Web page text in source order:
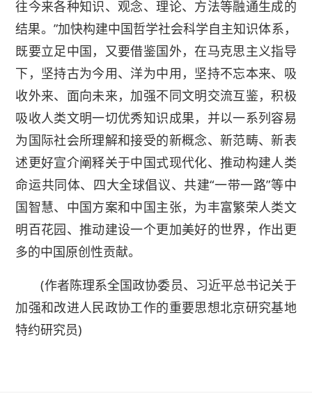
往今来各种知识、观念、理论、方法等融通生成的
结果。”加快构建中国哲学社会科学自主知识体系，
既要立足中国，又要借鉴国外，在马克思主义指导
下，坚持古为今用、洋为中用，坚持不忘本来、吸
收外来、面向未来，加强不同文明交流互鉴，积极
吸收人类文明一切优秀知识成果，并以一系列容易
为国际社会所理解和接受的新概念、新范畴、新表
述更好宣介阐释关于中国式现代化、推动构建人类
命运共同体、四大全球倡议、共建“一带一路”等中
国智慧、中国方案和中国主张，为丰富繁荣人类文
明百花园、推动建设一个更加美好的世界，作出更
多的中国原创性贡献。
(作者陈理系全国政协委员、习近平总书记关于
加强和改进人民政协工作的重要思想北京研究基地
特约研究员)